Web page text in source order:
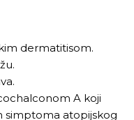
dermatitisom.
A koji
simptoma atopijskog